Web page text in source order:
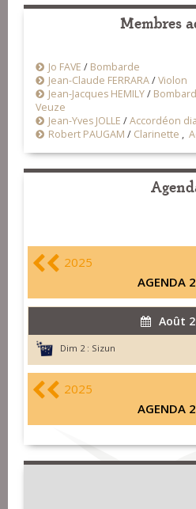
Membres
Jo FAVE / Bombarde
Jean-Claude FERRARA/Violon
Jean-Jacques HEMILY/
Veuze
Jean-Yves JOLLE /Accordéon
Robert PAUGAM / Clarinette ,
2025
AGENDA
Août
Dim 2 : Sizun
2025
AGENDA